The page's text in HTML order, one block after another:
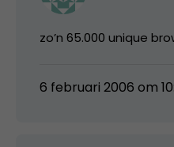
zo’n 65.000 unique
6 februari 2006 om